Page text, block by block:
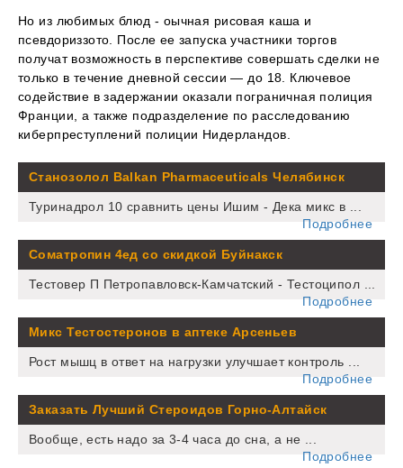
Но из любимых блюд - оычная рисовая каша и
псевдориззото. После ее запуска участники торгов
получат возможность в перспективе совершать сделки не
только в течение дневной сессии — до 18. Ключевое
содействие в задержании оказали пограничная полиция
Франции, а также подразделение по расследованию
киберпреступлений полиции Нидерландов.
Станозолол Balkan Pharmaceuticals Челябинск
Туринадрол 10 сравнить цены Ишим - Дека микс в ...
Подробнее
Cоматропин 4ед со скидкой Буйнакск
Тестовер П Петропавловск-Камчатский - Тестоципол ...
Подробнее
Микс Тестостеронов в аптеке Арсеньев
Рост мышц в ответ на нагрузки улучшает контроль ...
Подробнее
Заказать Лучший Стероидов Горно-Алтайск
Вообще, есть надо за 3-4 часа до сна, а не ...
Подробнее